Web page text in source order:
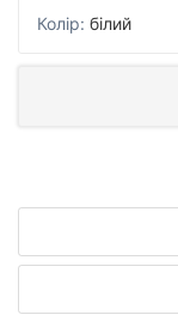
Колір: білий